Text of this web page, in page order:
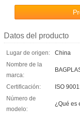
Datos del producto
Lugar de origen:
China
Nombre de la
marca:
Certificación:
ISO
Número de
modelo:
¿Qué es